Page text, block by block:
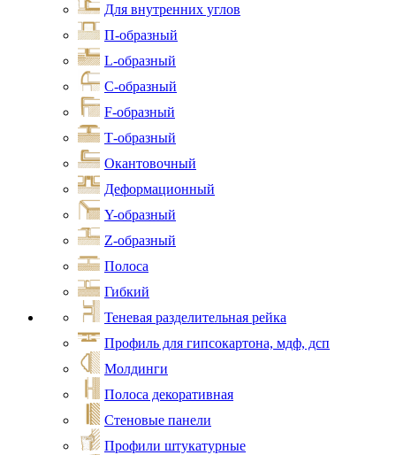
Для внутренних углов
П-образный
L-образный
С-образный
F-образный
Т-образный
Окантовочный
Деформационный
Y-образный
Z-образный
Полоса
Гибкий
Теневая разделительная рейка
Профиль для гипсокартона, мдф, дсп
Молдинги
Полоса декоративная
Стеновые панели
Профили штукатурные